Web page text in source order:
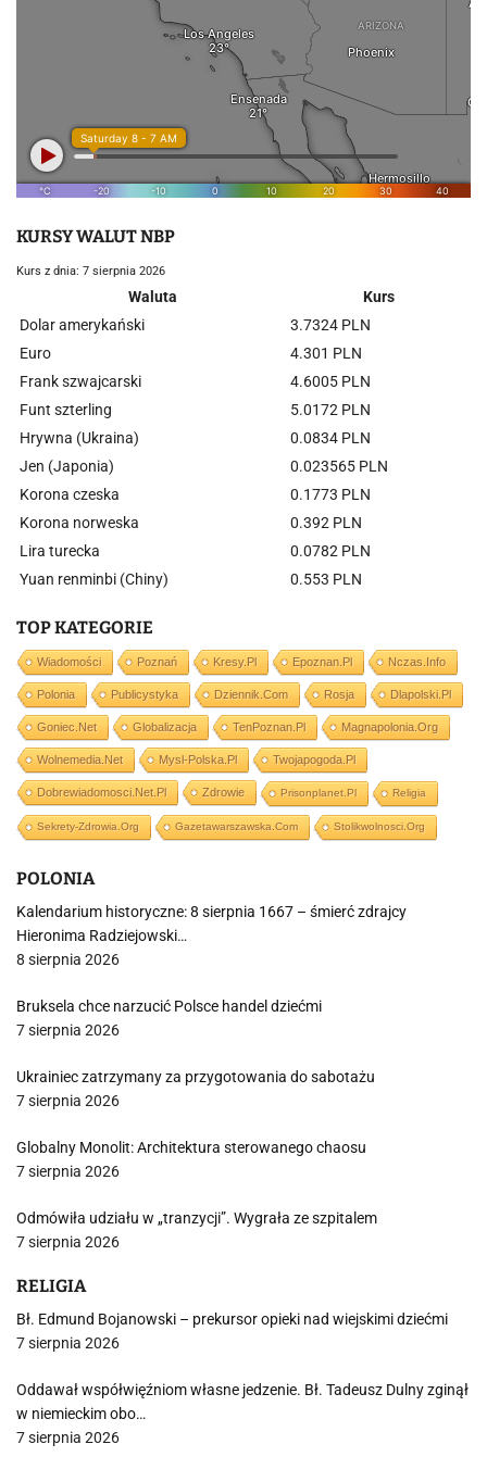
KURSY WALUT NBP
Kurs z dnia: 7 sierpnia 2026
Waluta
Kurs
Dolar amerykański
3.7324 PLN
Euro
4.301 PLN
Frank szwajcarski
4.6005 PLN
Funt szterling
5.0172 PLN
Hrywna (Ukraina)
0.0834 PLN
Jen (Japonia)
0.023565 PLN
Korona czeska
0.1773 PLN
Korona norweska
0.392 PLN
Lira turecka
0.0782 PLN
Yuan renminbi (Chiny)
0.553 PLN
TOP KATEGORIE
Wiadomości Poznań Kresy.pl Epoznan.pl Nczas.info
Polonia Publicystyka Dziennik.com Rosja Dlapolski.pl
Goniec.net Globalizacja TenPoznan.pl Magnapolonia.org
Wolnemedia.net Mysl-Polska.pl Twojapogoda.pl
Dobrewiadomosci.net.pl Zdrowie Prisonplanet.pl Religia
Sekrety-Zdrowia.org Gazetawarszawska.com Stolikwolnosci.org
POLONIA
Kalendarium historyczne: 8 sierpnia 1667 – śmierć zdrajcy
Hieronima Radziejowski…
8 sierpnia 2026
Bruksela chce narzucić Polsce handel dziećmi
7 sierpnia 2026
Ukrainiec zatrzymany za przygotowania do sabotażu
7 sierpnia 2026
Globalny Monolit: Architektura sterowanego chaosu
7 sierpnia 2026
Odmówiła udziału w „tranzycji”. Wygrała ze szpitalem
7 sierpnia 2026
RELIGIA
Bł. Edmund Bojanowski – prekursor opieki nad wiejskimi dziećmi
7 sierpnia 2026
Oddawał współwięźniom własne jedzenie. Bł. Tadeusz Dulny zginął
w niemieckim obo…
7 sierpnia 2026